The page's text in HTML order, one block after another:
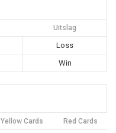
Uitslag
Loss
Win
Yellow Cards Red Cards